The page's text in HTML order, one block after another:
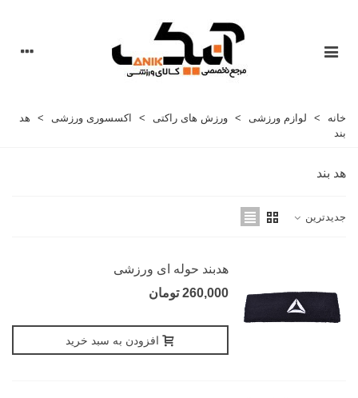
خانه > لوازم ورزشی > ورزش های راکتی > اکسسوری ورزشی >
هد
بند
هد بند
جدیدترین
هدبند حوله ای ورزشی
260,000 تومان
افزودن به سبد خرید